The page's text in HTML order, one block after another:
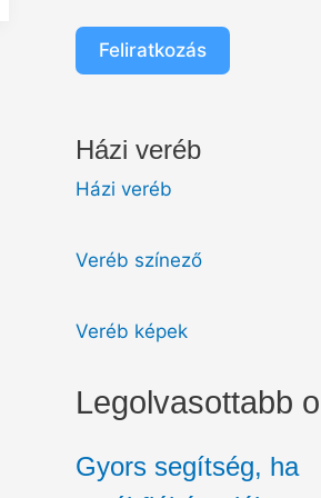
Feliratkozás
Házi veréb
Házi veréb
Veréb színező
Veréb képek
Legolvasottabb
Gyors segítség, ha